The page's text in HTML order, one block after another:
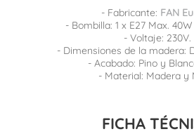
- Fabricante: FAN
- Bombilla: 1 x E27 Max.
- Voltaje: 230V.
- Dimensiones de la madera:
- Acabado: Pino y
- Material: Madera y
FICHA